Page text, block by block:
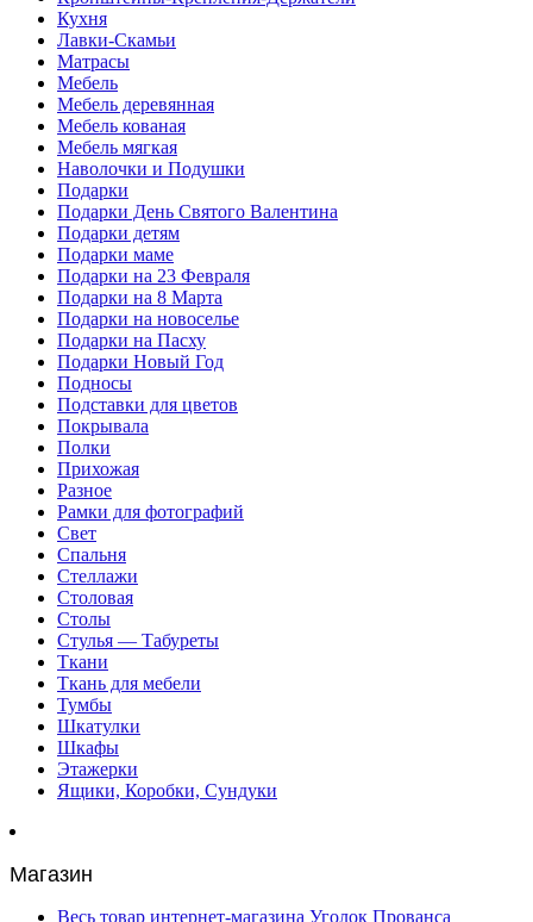
Кухня
Лавки-Скамьи
Матрасы
Мебель
Мебель деревянная
Мебель кованая
Мебель мягкая
Наволочки и Подушки
Подарки
Подарки День Святого Валентина
Подарки детям
Подарки маме
Подарки на 23 Февраля
Подарки на 8 Марта
Подарки на новоселье
Подарки на Пасху
Подарки Новый Год
Подносы
Подставки для цветов
Покрывала
Полки
Прихожая
Разное
Рамки для фотографий
Свет
Спальня
Стеллажи
Столовая
Столы
Стулья — Табуреты
Ткани
Ткань для мебели
Тумбы
Шкатулки
Шкафы
Этажерки
Ящики, Коробки, Сундуки
Магазин
Весь товар интернет-магазина Уголок Прованса